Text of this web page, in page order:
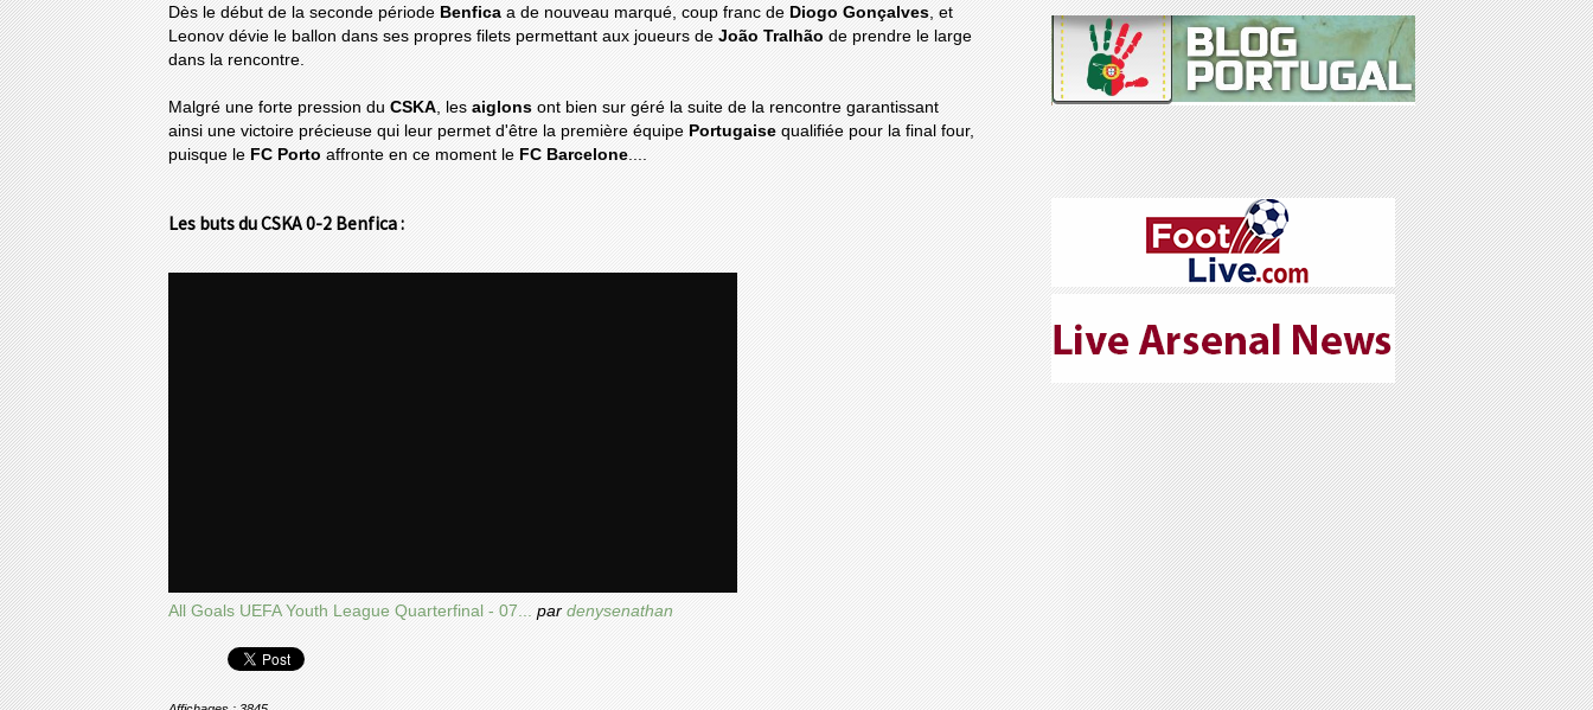
Dès le début de la seconde période Benfica a de nouveau marqué, coup franc de Diogo Gonçalves, et
Leonov dévie le ballon dans ses propres filets permettant aux joueurs de João Tralhão de prendre le large
dans la rencontre.
Malgré une forte pression du CSKA, les aiglons ont bien sur géré la suite de la rencontre garantissant
ainsi une victoire précieuse qui leur permet d'être la première équipe Portugaise qualifiée pour la final four,
puisque le FC Porto affronte en ce moment le FC Barcelone....
Les buts du CSKA 0-2 Benfica :
All Goals UEFA Youth League Quarterfinal - 07... par denysenathan